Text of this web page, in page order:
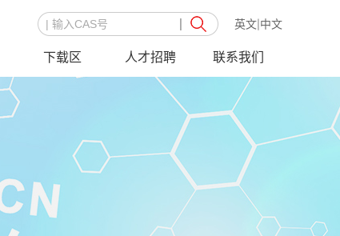
英文 中文
下载区 人才招聘 联系我们